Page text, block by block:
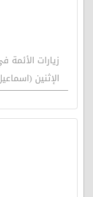
زيارات
الإثنين